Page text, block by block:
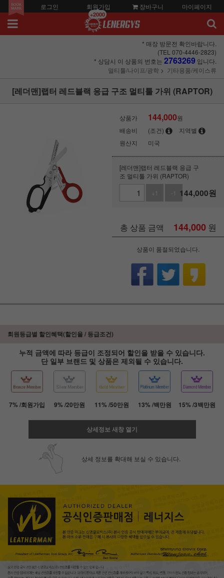
로그인 회원가입
+2000
장바구니 마이페이지
* 매장 방문전 확인바랍니다.
(TEL 070-4446-2823)
* 상담시 이 상품의 번호는 2763269 입니다.
멀티툴/나이프/광학
기타용품/케이스류
[레더맨]랩터 레드블랙 응급 구조 멀티툴 가위 (RAPTOR)
상품가 144,000원
배송비
(조건)
지역별
원산지
미국
[레더맨]랩터 레드블랙 응급 구
조 멀티툴 가위 (RAPTOR)
+1
-1 144,000원
총 상품 금액 144,000 원
상품이 품절되었습니다.
회원등급별 할인혜택(할인율 / 등급조건)
누적 금액에 따라 등급이 조정되어 할인을 받을 수 있습니다.
단 일부 브랜드 및 상품은 제외될 수 있습니다.
7% /회원가입 9% /20만원 11% /50만원 13% /백만원 15% /3백만원
상세정보 새창 열기
상세 정보를 확대해 보실 수 있습니다.